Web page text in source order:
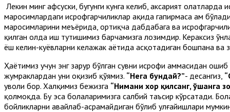
Лекин минг афсуски, бугунги кунга келиб, аксарият
маросимлардаги исрофгарчиликлар ҳақида гапирмаса ҳам
маросимларини меъёрида, ортиқча дабдабага ва
қилган ҳолда иш тутишимиз барчамизга лозимдир. Кераксиз
ёш келин-куёвларни келажак ҳаётида асқотадиган бошпана
Ҳаётимиз учун энг зарур бўлган сувни исрофи ҳаммасидан
жумраклардан уни оқизиб қўямиз. “Нега бундай?”- десангиз,
уволи бор. Халқимиз бежизга “Нимани хор қилсанг, ўшанга
қолмоқда. Бу эса болаларимизга салбий таъсир кўрсатади.
бойликларни авайлаб-асрамайдиган бўлиб улғайишлари